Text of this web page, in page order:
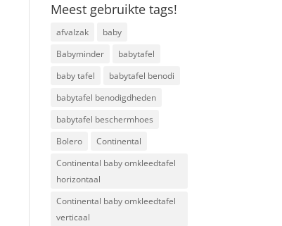
Meest gebruikte tags!
afvalzak
baby
Babyminder
babytafel
baby tafel
babytafel benodi
babytafel benodigdheden
babytafel beschermhoes
Bolero
Continental
Continental baby omkleedtafel
horizontaal
Continental baby omkleedtafel
verticaal